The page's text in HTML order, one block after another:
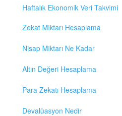
Haftalık Ekonomik Veri Takvimi
Zekat Miktarı Hesaplama
Nisap Miktarı Ne Kadar
Altın Değeri Hesaplama
Para Zekatı Hesaplama
Devalüasyon Nedir